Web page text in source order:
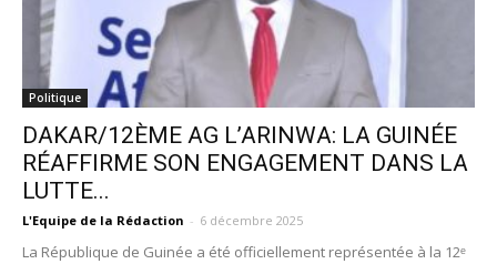
Politique
DAKAR/12ÈME AG L’ARINWA: LA GUINÉE
RÉAFFIRME SON ENGAGEMENT DANS LA
LUTTE...
L'Equipe de la Rédaction - 6 décembre 2025
La République de Guinée a été officiellement représentée à la 12ᵉ